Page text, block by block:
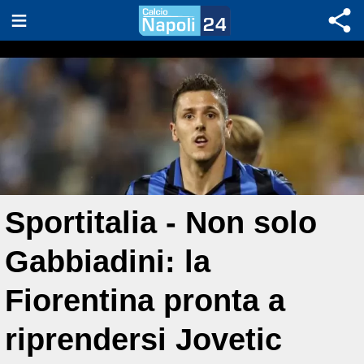
Sportitalia - Non solo
Gabbiadini: la
Fiorentina pronta a
riprendersi Jovetic